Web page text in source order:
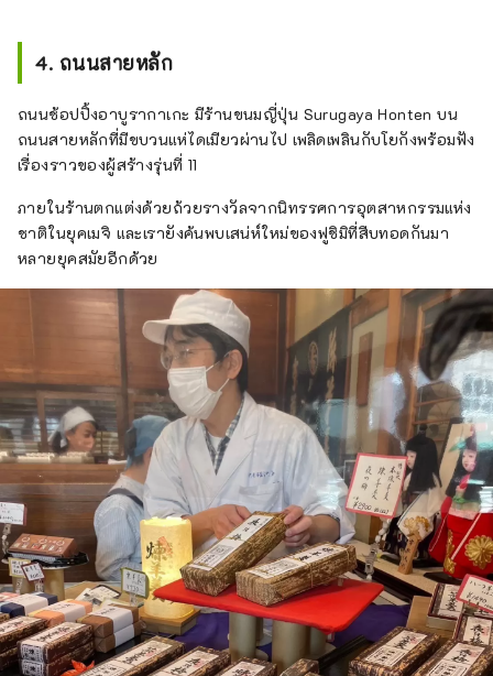
4. ถนนสายหลัก
ถนนช้อปปิ้งอาบูรากาเกะ มีร้านขนมญี่ปุ่น Surugaya Honten บน
ถนนสายหลักที่มีขบวนแห่ไดเมียวผ่านไป เพลิดเพลินกับโยกังพร้อมฟัง
เรื่องราวของผู้สร้างรุ่นที่ 11
ภายในร้านตกแต่งด้วยถ้วยรางวัลจากนิทรรศการอุตสาหกรรมแห่ง
ชาติในยุคเมจิ และเรายังค้นพบเสน่ห์ใหม่ของฟูชิมิที่สืบทอดกันมา
หลายยุคสมัยอีกด้วย